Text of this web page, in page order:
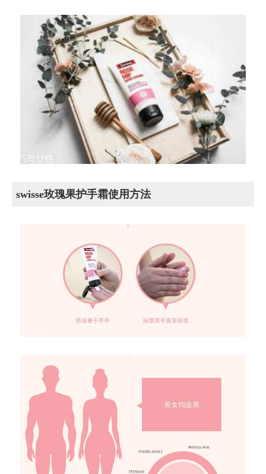
swisse玫瑰果护手霜使用方法